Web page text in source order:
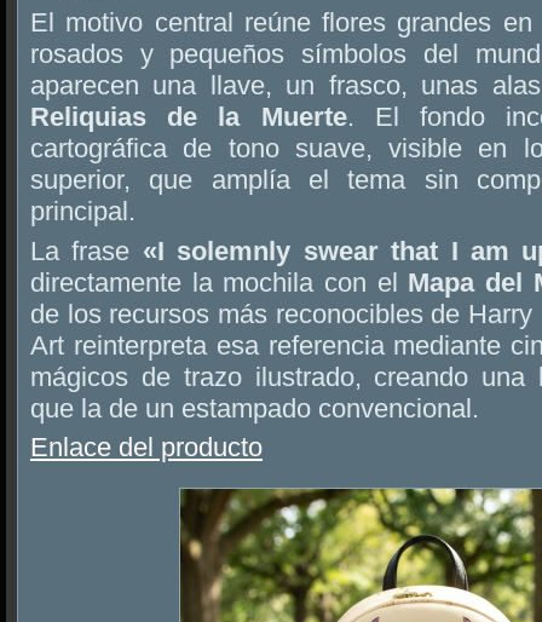
El motivo central reúne flores grandes
rosados y pequeños símbolos del
aparecen una llave, un frasco, unas
Reliquias de la Muerte. El fondo
cartográfica de tono suave, visible en
superior, que amplía el tema sin
principal.
La frase «I solemnly swear that I am
directamente la mochila con el Mapa del
de los recursos más reconocibles de
Art reinterpreta esa referencia mediante
mágicos de trazo ilustrado, creando una
que la de un estampado convencional.
Enlace del producto